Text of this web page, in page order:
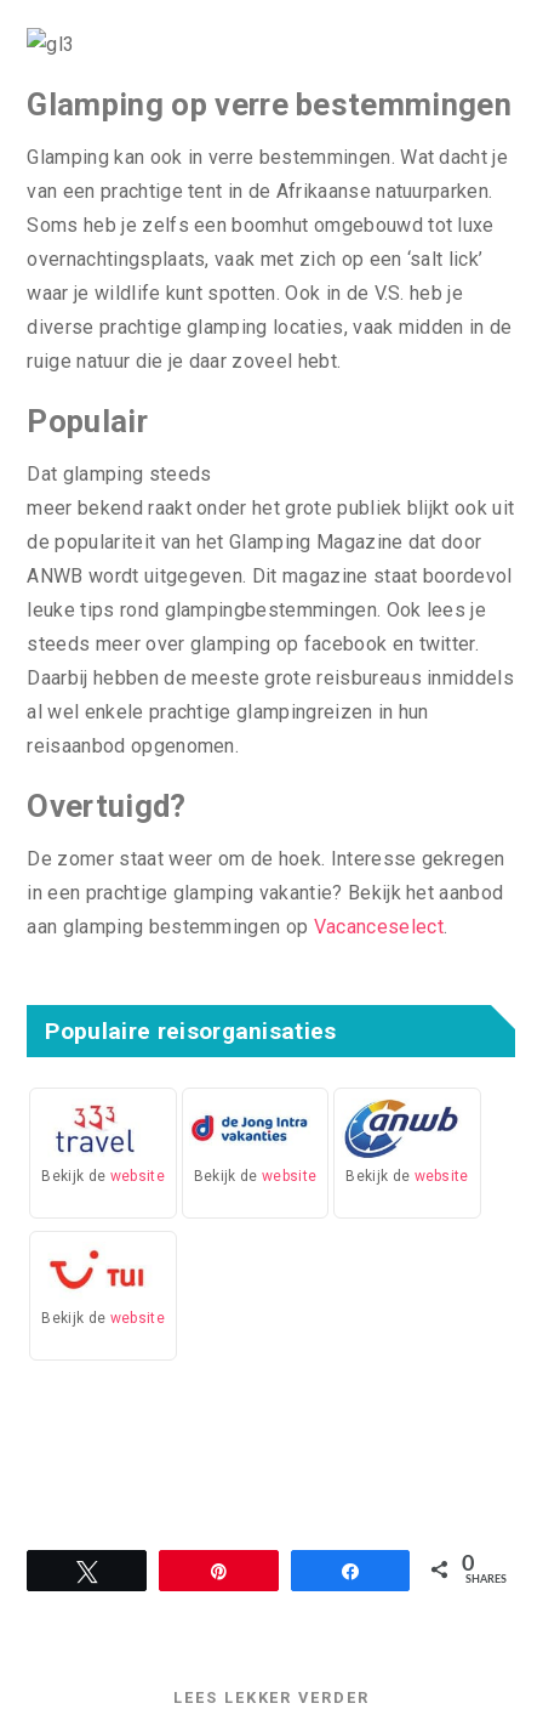
Glamping op verre bestemmingen
Glamping kan ook in verre bestemmingen. Wat dacht je
van een prachtige tent in de Afrikaanse natuurparken.
Soms heb je zelfs een boomhut omgebouwd tot luxe
overnachtingsplaats, vaak met zich op een ‘salt lick’
waar je wildlife kunt spotten. Ook in de V.S. heb je
diverse prachtige glamping locaties, vaak midden in de
ruige natuur die je daar zoveel hebt.
Populair
Dat glamping steeds
meer bekend raakt onder het grote publiek blijkt ook uit
de populariteit van het Glamping Magazine dat door
ANWB wordt uitgegeven. Dit magazine staat boordevol
leuke tips rond glampingbestemmingen. Ook lees je
steeds meer over glamping op facebook en twitter.
Daarbij hebben de meeste grote reisbureaus inmiddels
al wel enkele prachtige glampingreizen in hun
reisaanbod opgenomen.
Overtuigd?
De zomer staat weer om de hoek. Interesse gekregen
in een prachtige glamping vakantie? Bekijk het aanbod
aan glamping bestemmingen op Vacanceselect.
Populaire reisorganisaties
Bekijk de website Bekijk dewebsite Bekijk de website
Bekijk de website
0
SHARES
LEES LEKKER VERDER